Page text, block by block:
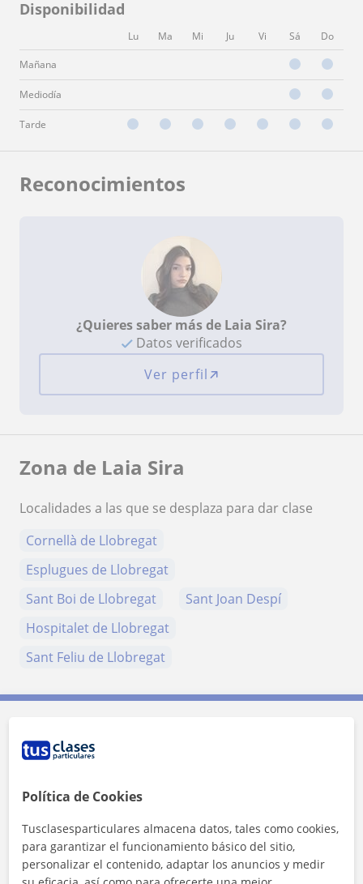
Disponibilidad
Lu Ma Mi Ju Vi Sá Do
Mañana
Mediodía
Tarde
Reconocimientos
¿Quieres saber más de Laia Sira?
Datos verificados
Ver perfil
Zona de Laia Sira
Localidades a las que se desplaza para dar clase
Cornellà de Llobregat
Esplugues de Llobregat
Sant Boi de Llobregat
Sant Joan Despí
Hospitalet de Llobregat
Sant Feliu de Llobregat
Contacta con Laia Sira
Tarifa
Política de Cookies
Tusclasesparticulares almacena datos, tales como cookies,
para garantizar el funcionamiento básico del sitio,
personalizar el contenido, adaptar los anuncios y medir